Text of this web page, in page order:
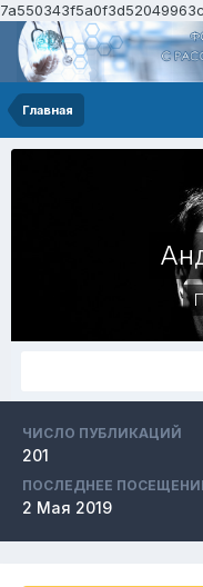
Главная
ЧИСЛО ПУБЛИКАЦИЙ
201
ПОСЛЕДНЕЕ
2 Мая 2019